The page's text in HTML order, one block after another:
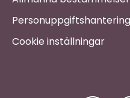
Personuppgiftshantering
Cookie inställningar